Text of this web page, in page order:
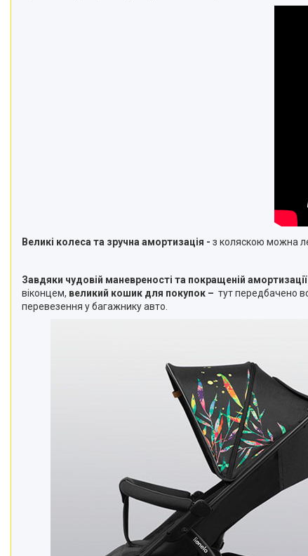
Великі колеса та зручна амортизація - з коляскою можна
Завдяки чудовій маневреності та покращеній амортизації
віконцем, великий кошик для покупок – тут передбачено
перевезення у багажнику авто.